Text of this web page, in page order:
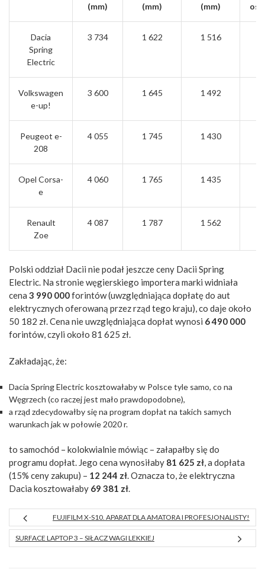
(mm)
(mm)
(mm)
osi
Dacia
Spring
Electric
3 734 1 622 1 516
Volkswagen
e-up!
3 600 1 645 1 492
Peugeot e-
208
4 055 1 745 1 430
Opel Corsa-
e
4 060 1 765 1 435
Renault
Zoe
4 087 1 787 1 562
Polski oddział Dacii nie podał jeszcze ceny Dacii Spring
Electric. Na stronie węgierskiego importera marki widniała
cena 3 990 000forintów (uwzględniająca dopłatę do aut
elektrycznych oferowaną przez rząd tego kraju), co daje około
50 182 zł. Cena nie uwzględniająca dopłat wynosi 6 490 000
forintów, czyli około 81 625 zł.
Zakładając, że:
Dacia Spring Electric kosztowałaby w Polsce tyle samo, co na
Węgrzech (co raczej jest mało prawdopodobne),
a rząd zdecydowałby się na program dopłat na takich samych
warunkach jak w połowie 2020 r.
to samochód – kolokwialnie mówiąc – załapałby się do
programu dopłat. Jego cena wynosiłaby 81 625 zł, a dopłata
(15% ceny zakupu) – 12 244 zł. Oznacza to, że elektryczna
Dacia kosztowałaby 69 381 zł.
FUJIFILM X-S10. APARAT DLA AMATORA I PROFESJONALISTY!
SURFACE LAPTOP 3 – SIŁACZ WAGI LEKKIEJ